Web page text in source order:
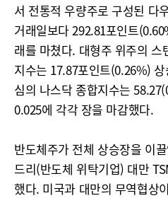
서 전통적 우량주로 구성된 다
거래일보다 292.81포인트
래를 마쳤다. 대형주 위주의
지수는 17.87포인트(0.26%)
심의 나스닥 종합지수는
0.025에 각각 장을 마감했다.
반도체주가 전체 상승장을 이
드리(반도체 위탁기업) 대만
했다. 미국과 대만의 무역협상